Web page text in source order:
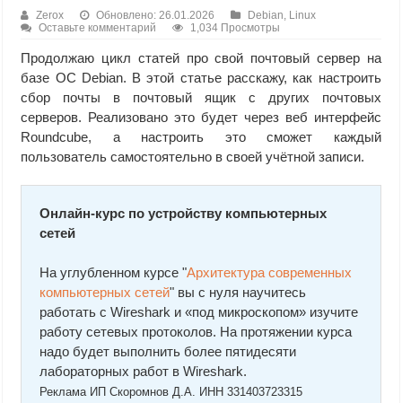
Zerox Обновлено: 26.01.2026 Debian, Linux
Оставьте комментарий
1,034 Просмотры
Продолжаю цикл статей про свой почтовый сервер на
базе ОС Debian. В этой статье расскажу, как настроить
сбор почты в почтовый ящик с других почтовых
серверов. Реализовано это будет через веб интерфейс
Roundcube, а настроить это сможет каждый
пользователь самостоятельно в своей учётной записи.
Онлайн-курс по устройству компьютерных
сетей
На углубленном курсе "Архитектура современных
компьютерных сетей" вы с нуля научитесь
работать с Wireshark и «под микроскопом» изучите
работу сетевых протоколов. На протяжении курса
надо будет выполнить более пятидесяти
лабораторных работ в Wireshark.
Реклама ИП Скоромнов Д.А. ИНН 331403723315